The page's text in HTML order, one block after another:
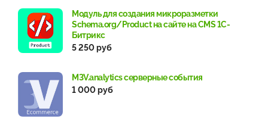
Модуль для создания микроразметки
Schema.org/Product на сайте на CMS 1С-
Битрикс
5 250 руб
M3V.analytics серверные события
1 000 руб